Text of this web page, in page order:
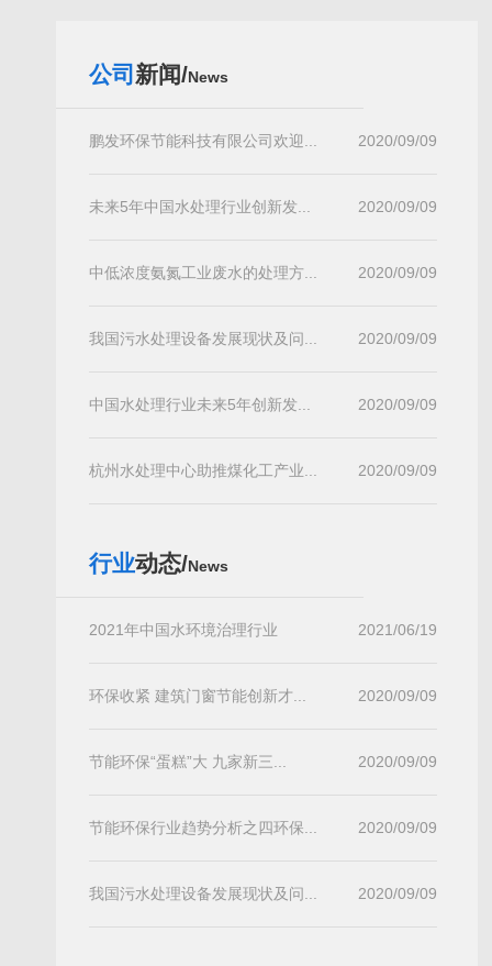
公司 新闻/News
鹏发环保节能科技有限公司欢迎... 2020/09/09
未来5年中国水处理行业创新发... 2020/09/09
中低浓度氨氮工业废水的处理方... 2020/09/09
我国污水处理设备发展现状及问... 2020/09/09
中国水处理行业未来5年创新发... 2020/09/09
杭州水处理中心助推煤化工产业... 2020/09/09
行业动态/News
2021年中国水环境治理行业 2021/06/19
环保收紧 建筑门窗节能创新才... 2020/09/09
节能环保“蛋糕”大 九家新三... 2020/09/09
节能环保行业趋势分析之四环保... 2020/09/09
我国污水处理设备发展现状及问... 2020/09/09